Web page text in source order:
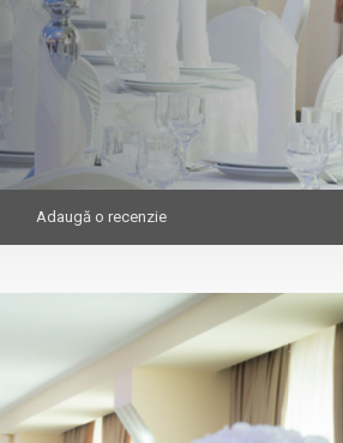
Adaugă o recenzie